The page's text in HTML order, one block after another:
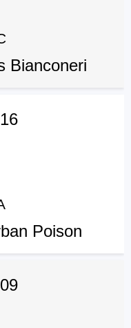
Bianconeri
Poison